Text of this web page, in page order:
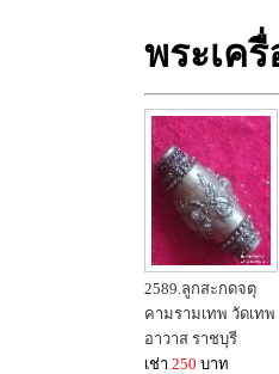
พระเค
2589.ลูกสะกดจตุ
คามรามเทพ วัดเทพ
อาวาส ราชบุรี
เช่า 250 บาท